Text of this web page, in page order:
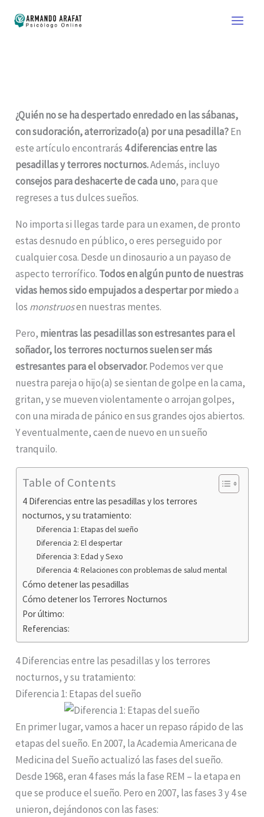
¿Quién no se ha despertado enredado en las sábanas,
con sudoración, aterrorizado(a) por una pesadilla?En
este artículo encontrarás 4 diferencias entre las
pesadillas y terrores nocturnos.Además, incluyo
consejos para deshacerte de cada uno, para que
regreses a tus dulces sueños.
No importa si llegas tarde para un examen, de pronto
estas desnudo en público, o eres perseguido por
cualquier cosa. Desde un dinosaurio a un payaso de
aspecto terrorífico. Todos en algún punto de nuestras
vidas hemos sido empujados a despertar por miedoa
los monstruosen nuestras mentes.
Pero, mientras las pesadillas son estresantes para el
soñador, los terrores nocturnos suelen ser más
estresantes para el observador.Podemos ver que
nuestra pareja o hijo(a) se sientan de golpe en la cama,
gritan, y se mueven violentamente o arrojan golpes,
con una mirada de pánico en sus grandes ojos abiertos.
Y eventualmente, caen de nuevo en un sueño
tranquilo.
Table of Contents
4 Diferencias entre las pesadillas y los terrores
nocturnos, y su tratamiento:
Diferencia 1: Etapas del sueño
Diferencia 2: El despertar
Diferencia 3: Edad y Sexo
Diferencia 4: Relaciones con problemas de salud mental
Cómo detener las pesadillas
Cómo detener los Terrores Nocturnos
Por último:
Referencias:
4 Diferencias entre las pesadillas y los terrores
nocturnos, y su tratamiento:
Diferencia 1: Etapas del sueño
En primer lugar, vamos a hacer un repaso rápido de las
etapas del sueño. En 2007, la Academia Americana de
Medicina del Sueño actualizó las fases del sueño.
Desde 1968, eran 4 fases más la fase REM – la etapa en
que se produce el sueño. Pero en 2007, las fases 3 y 4 se
unieron, dejándonos con las fases: